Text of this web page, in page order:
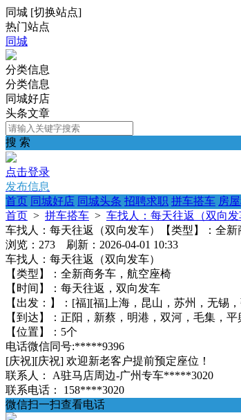
同城 [切换站点]
热门站点
同城
分类信息
分类信息
同城好店
头条文章
搜 索
点击登录
发布信息
首页 同城好店 同城头条 招聘求职 拼车搭车 房
首页 > 拼车搭车 > 车找人：每天往返（双向
车找人：每天往返（双向发车）【类型】：全新
浏览：273 刷新：2026-04-01 10:33
车找人：每天往返（双向发车）
【类型】：全新商务车，航空座椅
【时间】：每天往返，双向发车
【出发：】：[福][福]上海，昆山，苏州，无锡
【到达】：正阳，新蔡，明港，双河，毛集，
【位置】：5个
电话微信同号:*****9396
[庆祝][庆祝] 欢迎新老客户提前预定座位！
联系人：
A驻马店周边-广州专车*****3020
联系电话：
158****3020
微信扫一扫查看电话